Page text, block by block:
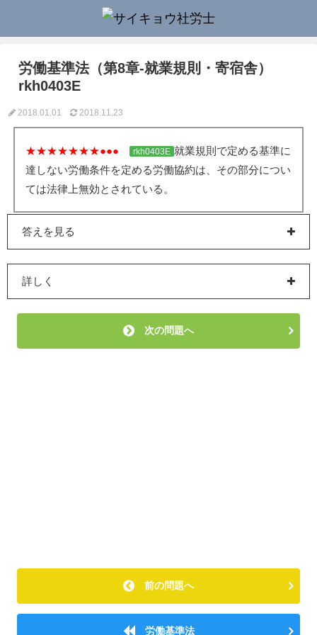
労働基準法（第8章-就業規則・寄宿舎）
rkh0403E
2018.01.01 2018.11.23
★★★★★★★●●● rkh0403E 就業規則で定める基準に
達しない労働条件を定める労働協約は、その部分につい
ては法律上無効とされている。
答えを見る
詳しく
次の問題へ
前の問題へ
労働基準法